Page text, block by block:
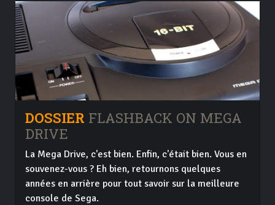
DOSSIER FLASHBACK ON MEGA
DRIVE
La Mega Drive, c'est bien. Enfin, c'était bien. Vous en
souvenez-vous ? Eh bien, retournons quelques
années en arrière pour tout savoir sur la meilleure
console de Sega.